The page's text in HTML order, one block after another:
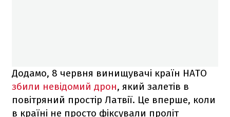
Додамо, 8 червня винищувачі країн НАТО
збили невідомий дрон, який залетів в
повітряний простір Латвії. Це вперше, коли
в країні не просто фіксували проліт